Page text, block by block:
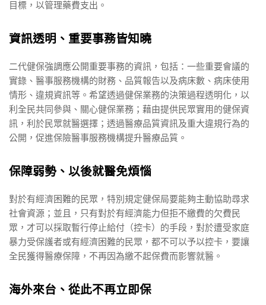
目標，以管理藥費支出。
資訊透明、重要事務皆知曉
二代健保強調應公開重要事務的資訊，包括：一些重要會議的
實錄、醫事服務機構的財務、品質報告以及病床數、病床使用
情形、違規資訊等。希望透過健保業務的決策過程透明化，以
利全民共同參與、關心健保業務；藉由提供民眾實用的健保資
訊，利於民眾就醫選擇；透過醫療品質資訊及重大違規行為的
公開，促進保險醫事服務機構提升醫療品質。
保障弱勢、以後就醫免煩惱
對於有經濟困難的民眾，特別規定健保局要能夠主動協助尋求
社會資源；並且，只有對於有經濟能力但拒不繳費的欠費民
眾，才可以採取暫行停止給付（控卡）的手段，對於遭受家庭
暴力受保護者或有經濟困難的民眾，都不可以予以控卡，要讓
全民獲得醫療保障，不再因為繳不起保費而影響就醫。
海外來台、從此不再立即保